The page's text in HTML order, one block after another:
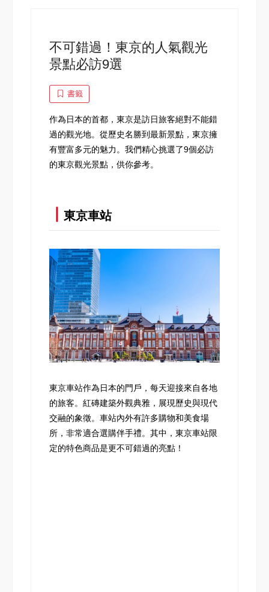
不可錯過！東京的人氣觀光
景點必訪9選
書籤
作為日本的首都，東京是訪日旅客絕對不能錯
過的觀光地。從歷史名勝到最新景點，東京擁
有豐富多元的魅力。我們精心挑選了9個必訪
的東京觀光景點，供你參考。
東京車站
東京車站作為日本的門戶，每天迎接來自各地
的旅客。紅磚建築外觀典雅，展現歷史與現代
交融的象徵。車站內外有許多購物和美食場
所，非常適合選購伴手禮。其中，東京車站限
定的特色商品是更不可錯過的亮點！